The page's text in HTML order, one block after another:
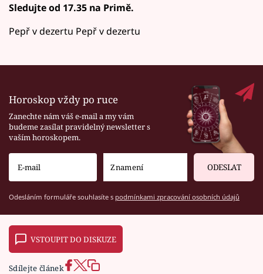
Sledujte od 17.35 na Primě.
Pepř v dezertu Pepř v dezertu
Horoskop vždy po ruce
Zanechte nám váš e-mail a my vám
budeme zasílat pravidelný newsletter s
vaším horoskopem.
ODESLAT
Odesláním formuláře souhlasíte s podmínkami zpracování osobních údajů
VSTOUPIT DO DISKUZE
Sdílejte článek